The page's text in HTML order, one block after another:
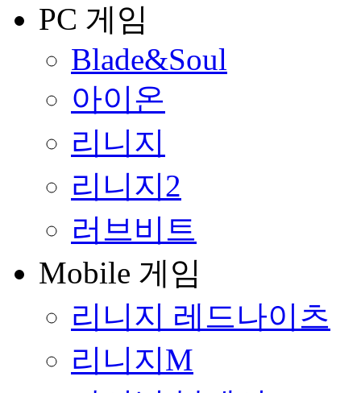
PC 게임
Blade&Soul
아이온
리니지
리니지2
러브비트
Mobile 게임
리니지 레드나이츠
리니지M